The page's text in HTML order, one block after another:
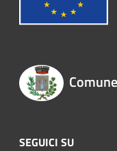
SEGUICI SU